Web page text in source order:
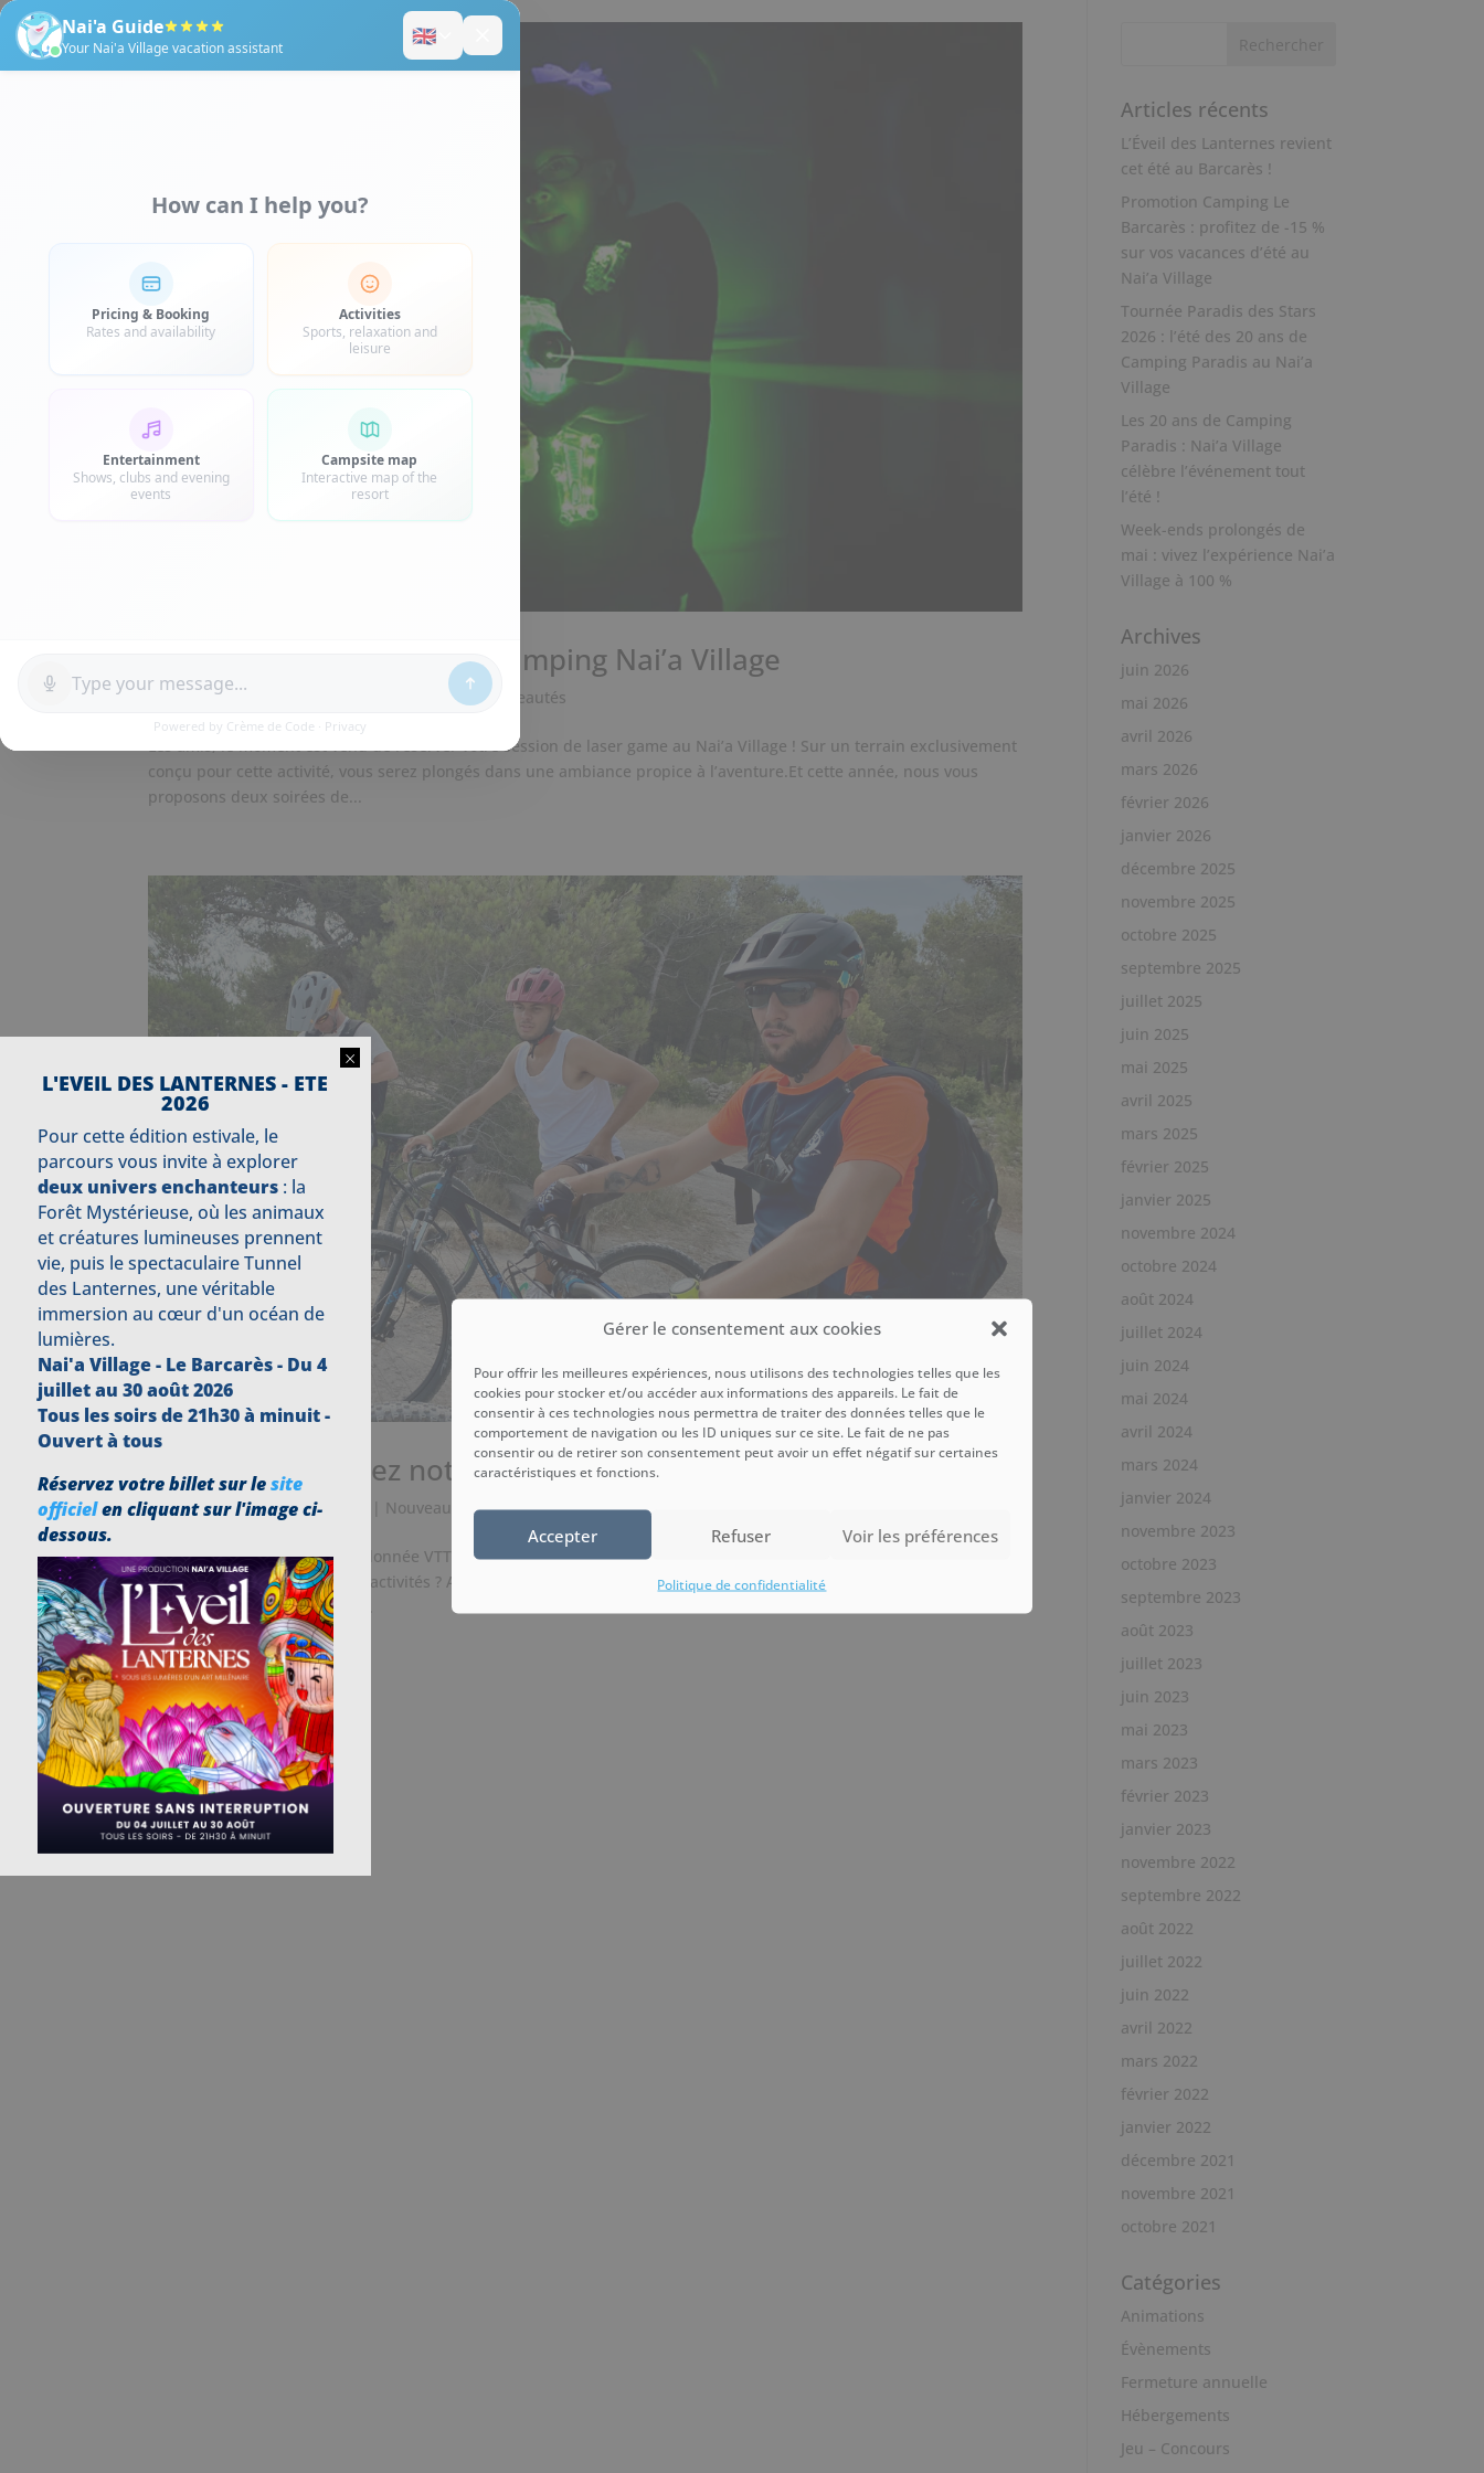
Gérer le consentement aux cookies
Pour offrir les meilleures expériences, nous utilisons des technologies telles que les
cookies pour stocker et/ou accéder aux informations des appareils. Le fait de
consentir à ces technologies nous permettra de traiter des données telles que le
comportement de navigation ou les ID uniques sur ce site. Le fait de ne pas
consentir ou de retirer son consentement peut avoir un effet négatif sur certaines
caractéristiques et fonctions.
Accepter Refuser Voir les préférences
Politique de confidentialité
Tout l’été, laser game au camping Nai’a Village
Nai'a Village Animations Nouveautés
Les amis, le moment est venu de réserver votre session de laser game au Nai’a Village ! Sur un terrain exclusivement
conçu pour cette activité, vous serez plongés dans une ambiance propice à l’aventure.Et cette année, nous vous
proposons deux soirées de...
Cet été, découvrez notre randonnée VTT
parNai'a Village|Juil 5, 2022 Nouveautés
Offrez-vous une superbe randonnée VTT Découverte œnologique, canoé kayak, randonnée VTT, water-jump…Vous
aimez découvrir de nouvelles activités ? Avec la billetterie Nai’a Village, vous allez être comblés. Aujourd’hui, on vous
emmène avec nous le temps...
Articles récents
L’Éveil des Lanternes revient
cet été au Barcarès !
Promotion Camping Le
Barcarès : profitez de -15 %
sur vos vacances d’été au
Nai’a Village
Tournée Paradis des Stars
2026 : l’été des 20 ans de
Camping Paradis au Nai’a
Village
Les 20 ans de Camping
Paradis : Nai’a Village
célèbre l’événement tout
l’été !
Week-ends prolongés de
mai : vivez l’expérience Nai’a
Village à 100 %
Archives
juin 2026
mai 2026
avril 2026
mars 2026
février 2026
janvier 2026
décembre 2025
novembre 2025
octobre 2025
septembre 2025
juillet 2025
juin 2025
mai 2025
avril 2025
mars 2025
février 2025
janvier 2025
novembre 2024
octobre 2024
août 2024
juillet 2024
juin 2024
mai 2024
avril 2024
mars 2024
janvier 2024
novembre 2023
octobre 2023
septembre 2023
août 2023
juillet 2023
juin 2023
mai 2023
mars 2023
février 2023
janvier 2023
novembre 2022
septembre 2022
août 2022
juillet 2022
juin 2022
avril 2022
mars 2022
février 2022
janvier 2022
décembre 2021
novembre 2021
octobre 2021
Catégories
Animations
Évènements
Fermeture annuelle
Hébergements
Jeu – Concours
×
L'EVEIL DES LANTERNES - ETE
2026
Pour cette édition estivale, le
parcours vous invite à explorer
deux univers enchanteurs: la
Forêt Mystérieuse, où les animaux
et créatures lumineuses prennent
vie, puis le spectaculaire Tunnel
des Lanternes, une véritable
immersion au cœur d'un océan de
lumières.
Nai'a Village - Le Barcarès - Du 4
juillet au 30 août 2026
Tous les soirs de 21h30 à minuit -
Ouvert à tous
Réservez votre billet sur lesite
officielen cliquant sur l'image ci-
dessous.